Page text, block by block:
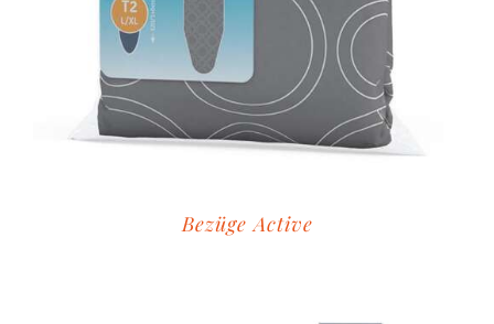
Bezüge Active